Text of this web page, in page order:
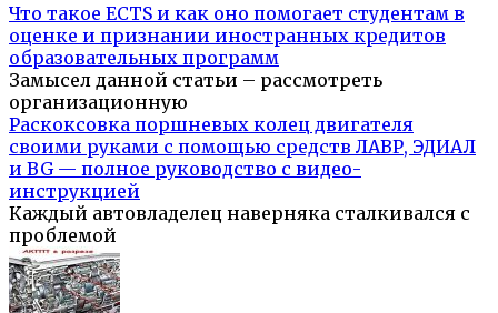
Что такое ECTS и как оно помогает студентам в
оценке и признании иностранных кредитов
образовательных программ
Замысел данной статьи – рассмотреть
организационную
Раскоксовка поршневых колец двигателя
своими руками с помощью средств ЛАВР, ЭДИАЛ
и BG — полное руководство с видео-
инструкцией
Каждый автовладелец наверняка сталкивался с
проблемой